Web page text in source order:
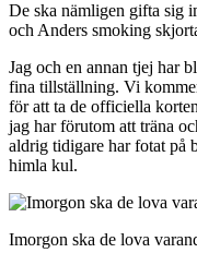
De ska nämligen gifta sig
och Anders smoking
Jag och en annan tjej har
fina tillställning. Vi
för att ta de officiella
jag har förutom att träna
aldrig tidigare har fotat på
himla kul.
Imorgon ska de lova